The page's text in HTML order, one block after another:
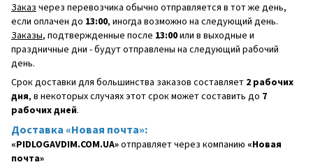
Заказчерез перевозчика обычно отправляется в тот же день,
если оплачен до 13:00, иногда возможно на следующий день.
Заказы, подтвержденные после 13:00или в выходные и
праздничные дни - будут отправлены на следующий рабочий
день.
Срок доставки для большинства заказов составляет 2 рабочих
дня, в некоторых случаях этот срок может составить до 7
рабочих дней.
Доставка «Новая почта»:
«PIDLOGAVDIM.COM.UA»отправляет через компанию «Новая
почта»